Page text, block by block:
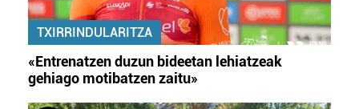
TXIRRINDULARITZA
«Entrenatzen duzun bideetan lehiatzeak
gehiago motibatzen zaitu»